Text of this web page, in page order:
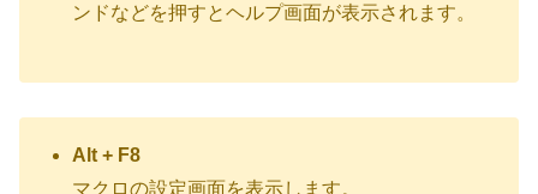
ンドなどを押すとヘルプ画面が表示されます。
Alt + F8
マクロの設定画面を表示します。